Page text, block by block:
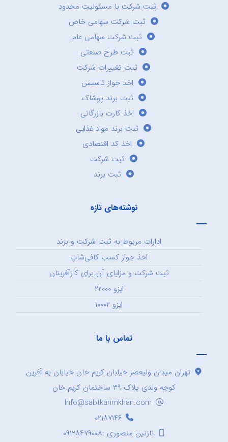
ثبت شرکت با مسئولیت محدود
ثبت شرکت سهامی خاص
ثبت شرکت سهامی عام
ثبت طرح صنعتی
ثبت تغییرات شرکت
اخذ جواز تاسیس
ثبت برند پوشاک
اخذ کارت بازرگانی
ثبت برند مواد غذایی
اخذ کد اقتصادی
ثبت شرکت
ثبت برند
نوشته‌های تازه
ادارات مربوط به ثبت شرکت و برند
اخذ جواز کسب کافی‌شاپ
ثبت شرکت و مزایای آن برای کارآفرینان
ایزو ۲۲۰۰۰
ایزو ۱۰۰۰۲
تماس با ما
تهران میدان ولیعصر خیابان کریم خان خیابان به آفرین
کوچه ولدی پلاک ۳۹ ساختمان کریم خان
Info@sabtkarimkhan.com
۰۲۱۸۷۱۴۶
نازنین منصوری :۰۹۱۲۸۴۷۹۰۰۸